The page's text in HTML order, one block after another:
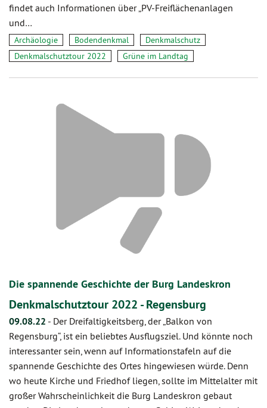
findet auch Informationen über „PV-Freiflächenanlagen
und…
Archäologie Bodendenkmal
Denkmalschutz
Denkmalschutztour 2022
Grüne im Landtag
Die spannende Geschichte der Burg Landeskron
Denkmalschutztour 2022 - Regensburg
09.08.22 - Der Dreifaltigkeitsberg, der „Balkon von
Regensburg“, ist ein beliebtes Ausflugsziel. Und könnte noch
interessanter sein, wenn auf Informationstafeln auf die
spannende Geschichte des Ortes hingewiesen würde. Denn
wo heute Kirche und Friedhof liegen, sollte im Mittelalter mit
großer Wahrscheinlichkeit die Burg Landeskron gebaut